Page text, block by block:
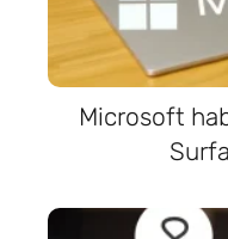
Microsoft